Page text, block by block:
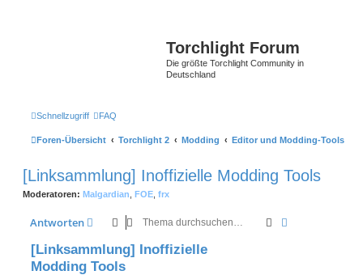
Torchlight Forum
Die größte Torchlight Community in
Deutschland
Schnellzugriff FAQ
Foren-Übersicht Torchlight 2 Modding Editor und Modding-Tools
[Linksammlung] Inoffizielle Modding Tools
Moderatoren: Malgardian FOE frx
Antworten Suche
[Linksammlung] Inoffizielle
Modding Tools